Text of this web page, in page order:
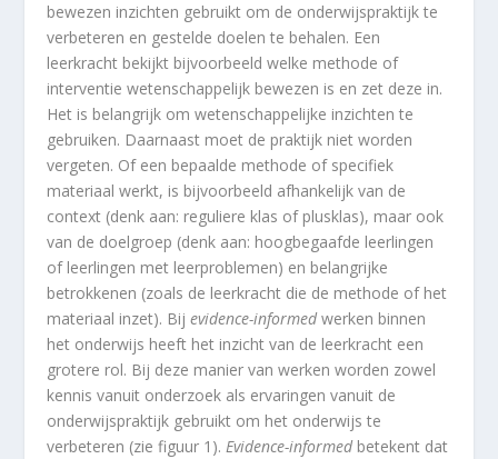
bewezen inzichten gebruikt om de onderwijspraktijk te
verbeteren en gestelde doelen te behalen. Een
leerkracht bekijkt bijvoorbeeld welke methode of
interventie wetenschappelijk bewezen is en zet deze in.
Het is belangrijk om wetenschappelijke inzichten te
gebruiken. Daarnaast moet de praktijk niet worden
vergeten. Of een bepaalde methode of specifiek
materiaal werkt, is bijvoorbeeld afhankelijk van de
context (denk aan: reguliere klas of plusklas), maar ook
van de doelgroep (denk aan: hoogbegaafde leerlingen
of leerlingen met leerproblemen) en belangrijke
betrokkenen (zoals de leerkracht die de methode of het
materiaal inzet). Bijevidence-informedwerken binnen
het onderwijs heeft het inzicht van de leerkracht een
grotere rol. Bij deze manier van werken worden zowel
kennis vanuit onderzoek als ervaringen vanuit de
onderwijspraktijk gebruikt om het onderwijs te
verbeteren (zie figuur 1).Evidence-informedbetekent dat